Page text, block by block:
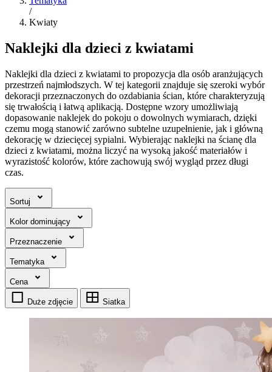
/
Kwiaty
Naklejki dla dzieci z kwiatami
Naklejki dla dzieci z kwiatami to propozycja dla osób aranżujących
przestrzeń najmłodszych. W tej kategorii znajduje się szeroki wybór
dekoracji przeznaczonych do ozdabiania ścian, które charakteryzują
się trwałością i łatwą aplikacją. Dostępne wzory umożliwiają
dopasowanie naklejek do pokoju o dowolnych wymiarach, dzięki
czemu mogą stanowić zarówno subtelne uzupełnienie, jak i główną
dekorację w dziecięcej sypialni. Wybierając naklejki na ścianę dla
dzieci z kwiatami, można liczyć na wysoką jakość materiałów i
wyrazistość kolorów, które zachowują swój wygląd przez długi
czas.
Sortuj
Kolor dominujący
Przeznaczenie
Tematyka
Cena
Duże zdjęcie Siatka